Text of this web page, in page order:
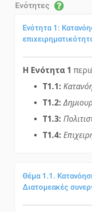
Ενότητες
Ενότητα 1:
Η Ενότητα 1
T1.1:
T1.2:
T1.3:
T1.4:
Θέμα 1.1.
Διατομεακές